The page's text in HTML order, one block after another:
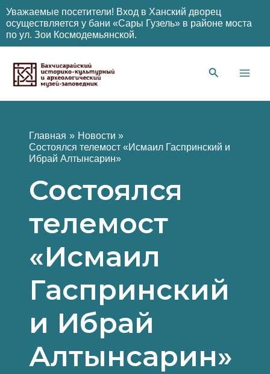
Уважаемые посетители! Вход в Ханский дворец
осуществляется у бани «Сары Гузель» в районе моста
по ул. Зои Космодемьянской.
содержимому
Главная
Новости
Состоялся телемост «Исмаил Гаспринский и
Ибрай Алтынсарин»
Состоялся
телемост
«Исмаил
Гаспринский
и Ибрай
Алтынсарин»